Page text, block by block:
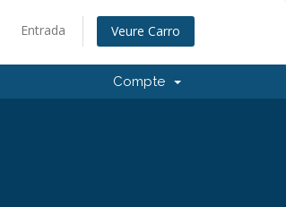
Entrada Veure Carro
Compte